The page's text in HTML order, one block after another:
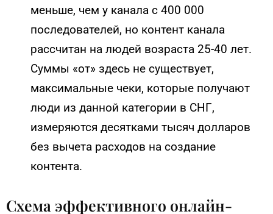
меньше, чем у канала с 400 000
последователей, но контент канала
рассчитан на людей возраста 25-40 лет.
Суммы «от» здесь не существует,
максимальные чеки, которые получают
люди из данной категории в СНГ,
измеряются десятками тысяч долларов
без вычета расходов на создание
контента.
Схема эффективного онлайн-